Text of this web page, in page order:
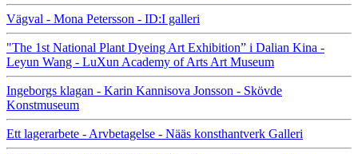
Vägval - Mona Petersson - ID:I galleri
"The 1st National Plant Dyeing Art Exhibition” i Dalian Kina -
Leyun Wang - LuXun Academy of Arts Art Museum
Ingeborgs klagan - Karin Kannisova Jonsson - Skövde
Konstmuseum
Ett lagerarbete - Arvbetagelse - Nääs konsthantverk Galleri